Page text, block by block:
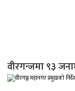
वीरगन्जमा ९३